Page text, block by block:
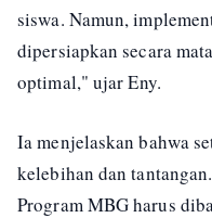
siswa. Namun,
dipersiapkan secara
optimal," ujar Eny.
Ia menjelaskan bahwa
kelebihan dan
Program MBG harus